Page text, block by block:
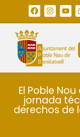
El Poble
jornada
derechos de